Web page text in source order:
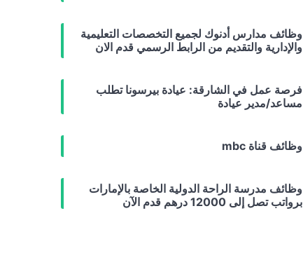
وظائف مدارس أدنوك لجميع التخصصات التعليمية
والإدارية والتقديم من الرابط الرسمي قدم الان
فرصة عمل في الشارقة: عيادة بيرسونا تطلب
مساعد/مدير عيادة
وظائف قناة mbc
وظائف مدرسة الراحة الدولية الخاصة بالإمارات
برواتب تصل إلى 12000 درهم قدم الآن